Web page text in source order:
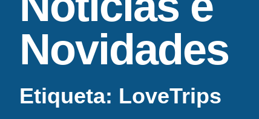
Novidades
Etiqueta: LoveTrips